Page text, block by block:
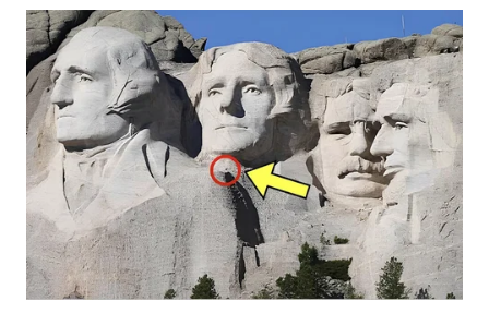
PRIANGAN
TIMUR
WN
SEMARANG
WN
SOLO
WN
BOROBUDUR